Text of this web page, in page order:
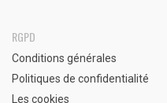
RGPD
Conditions générales
Politiques de confidentialité
Les cookies